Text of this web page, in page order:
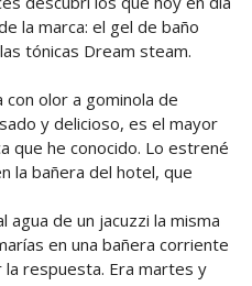
la marca: el gel de baño
tónicas Dream steam.
con olor a gominola de
y delicioso, es el mayor
que he conocido. Lo estrené
la bañera del hotel, que
agua de un jacuzzi la misma
en una bañera corriente
respuesta. Era martes y